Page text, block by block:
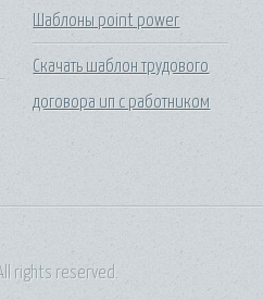
Шаблоны point power
Скачать шаблон трудового
договора ип с работником
rights reserved.